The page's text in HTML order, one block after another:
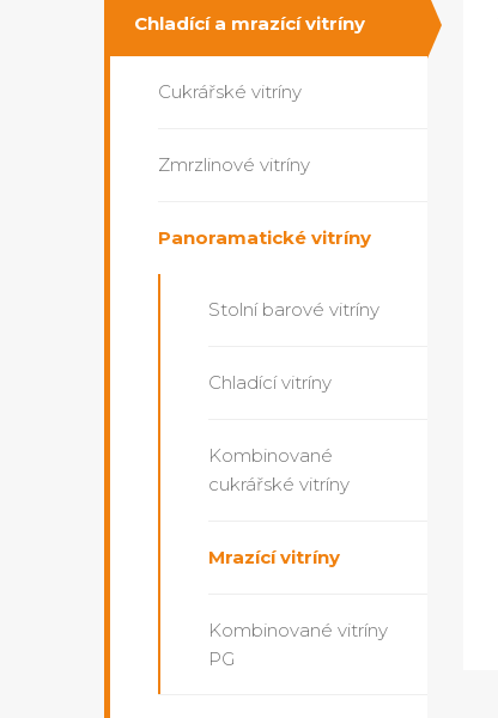
Chladící a mrazící vitríny
Cukrářské vitríny
Zmrzlinové vitríny
Panoramatické vitríny
Stolní barové vitríny
Chladící vitríny
Kombinované
cukrářské vitríny
Mrazící vitríny
Kombinované vitríny
PG